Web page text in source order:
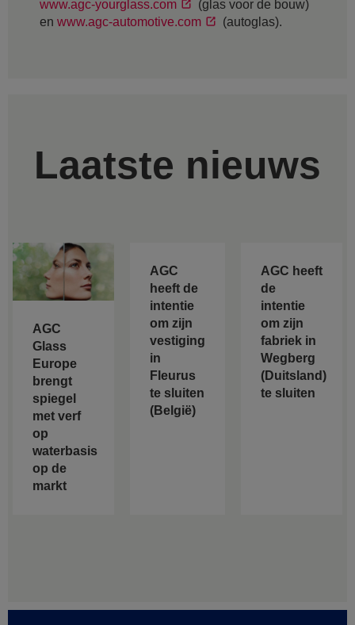
www.agc-yourglass.com
(glas voor de bouw)
en www.agc-automotive.com (autoglas).
Laatste nieuws
AGC
Glass
Europe
brengt
spiegel
met verf
op
waterbasis
op de
markt
AGC
heeft de
intentie
om zijn
vestiging
in
Fleurus
te sluiten
(België)
AGC heeft
de
intentie
om zijn
fabriek in
Wegberg
(Duitsland)
te sluiten